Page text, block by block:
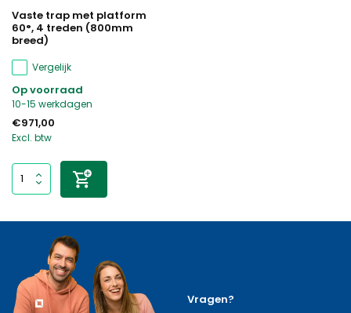
Vaste trap met platform
60°, 4 treden (800mm
breed)
Vergelijk
Op voorraad
10-15 werkdagen
€971,00
Excl. btw
Vragen?